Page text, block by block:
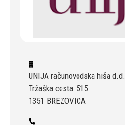
UNIJA računovodska hiša d.d.
Tržaška cesta 515
1351 BREZOVICA